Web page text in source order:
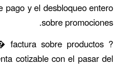
pago y el desbloqueo entero
sobre promociones.
factura sobre productos
cotizable con el pasar del